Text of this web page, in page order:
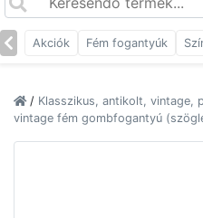
Akciók Fém fogantyúk
/ Klasszikus, antikolt, vintage,
vintage fém gombfogantyú